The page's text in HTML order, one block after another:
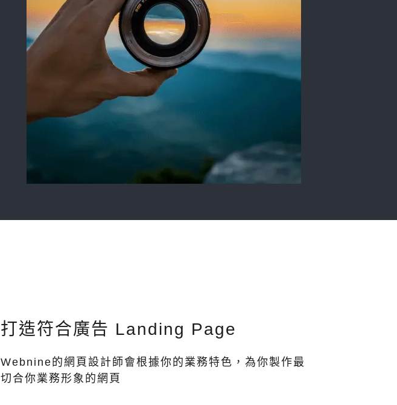
打造符合廣告 Landing Page
Webnine的網頁設計師會根據你的業務特色，為你製作最
切合你業務形象的網頁